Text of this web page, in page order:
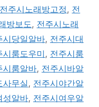
전주시노래방고정 , 전
방보도 , 전주시노래
시당일알바, 전주시대
시룸도우미 , 전주시룸
시룸알바, 전주시바알
사무실 , 전주시야간알
성알바, 전주시여우알